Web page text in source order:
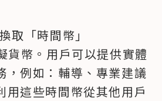
「時間幣」
貨幣。用戶可以提供實體
，例如：輔導、專業建議
這些時間幣從其他用戶